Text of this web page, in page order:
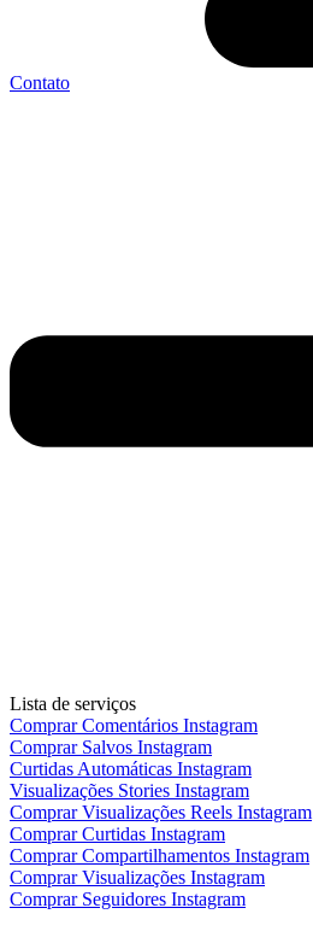
Contato
Lista de serviços
Comprar Comentários Instagram
Comprar Salvos Instagram
Curtidas Automáticas Instagram
Visualizações Stories Instagram
Comprar Visualizações Reels Instagram
Comprar Curtidas Instagram
Comprar Compartilhamentos Instagram
Comprar Visualizações Instagram
Comprar Seguidores Instagram